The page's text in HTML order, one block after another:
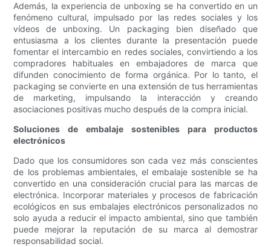
Además, la experiencia de unboxing se ha convertido en un
fenómeno cultural, impulsado por las redes sociales y los
vídeos de unboxing. Un packaging bien diseñado que
entusiasma a los clientes durante la presentación puede
fomentar el intercambio en redes sociales, convirtiendo a los
compradores habituales en embajadores de marca que
difunden conocimiento de forma orgánica. Por lo tanto, el
packaging se convierte en una extensión de tus herramientas
de marketing, impulsando la interacción y creando
asociaciones positivas mucho después de la compra inicial.
Soluciones de embalaje sostenibles para productos
electrónicos
Dado que los consumidores son cada vez más conscientes
de los problemas ambientales, el embalaje sostenible se ha
convertido en una consideración crucial para las marcas de
electrónica. Incorporar materiales y procesos de fabricación
ecológicos en sus embalajes electrónicos personalizados no
solo ayuda a reducir el impacto ambiental, sino que también
puede mejorar la reputación de su marca al demostrar
responsabilidad social.